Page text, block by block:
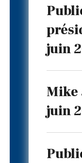
juin
Mike
juin